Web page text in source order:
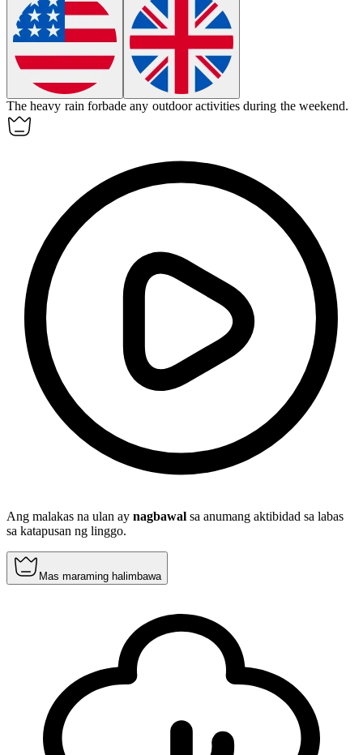
The heavy rain forbade any outdoor activities during the weekend.
Ang malakas na ulan ay nagbawal sa anumang aktibidad sa labas
sa katapusan ng linggo.
Mas maraming halimbawa